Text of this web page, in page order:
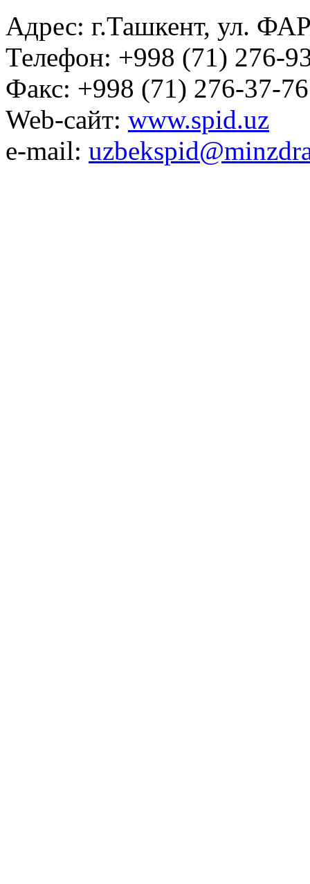
Адрес: г.Ташкент, ул.
Телефон: +998 (71) 276-
Факс: +998 (71) 276-37-76
Web-сайт: www.spid.uz
e-mail: